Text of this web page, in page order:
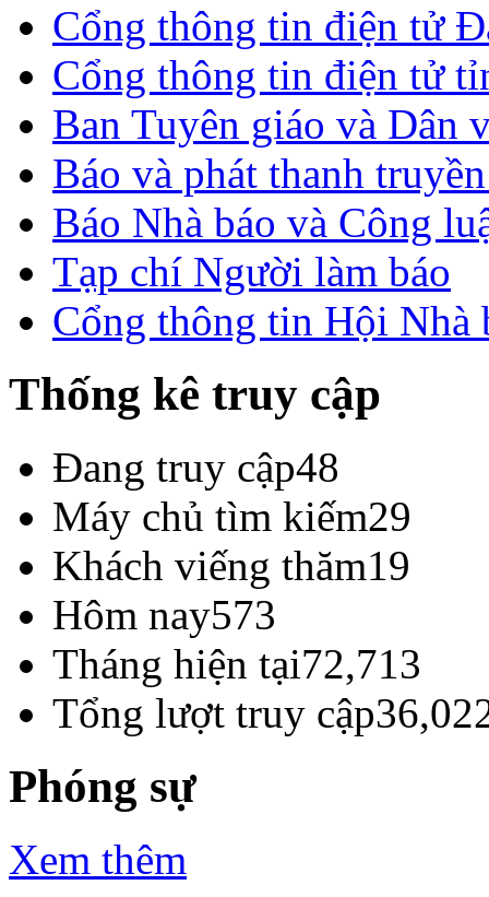
Cổng thông tin điện tử
Cổng thông tin điện tử
Ban Tuyên giáo và Dân
Báo và phát thanh
Báo Nhà báo và Công
Tạp chí Người làm báo
Cổng thông tin Hội Nhà
Thống kê truy cập
Đang truy cập48
Máy chủ tìm kiếm29
Khách viếng thăm19
Hôm nay573
Tháng hiện tại72,713
Tổng lượt truy cập
Phóng sự
Xem thêm